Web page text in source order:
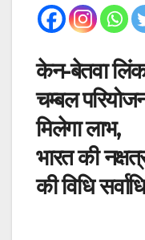
केन-बेतवा लिंक
चम्बल
मिलेगा लाभ,
भारत की
की विधि